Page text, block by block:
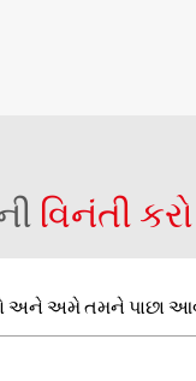
વિનંતી કરો
અને અમે તમને પાછા